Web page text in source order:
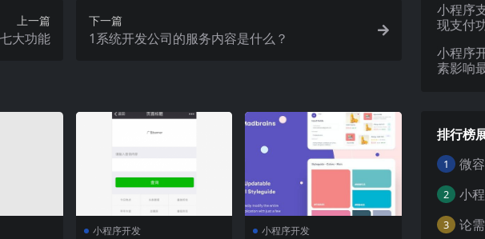
上一篇
大功能
下一篇
1系统开发公司的服务内容是什么？
小程序开发 小程序开发
小程序
现支付
小程序
素影响
排行榜
1 微
2 小
3